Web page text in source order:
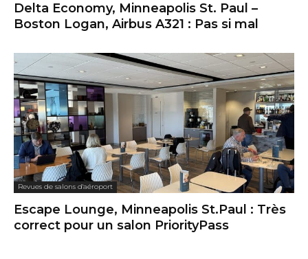
Delta Economy, Minneapolis St. Paul –
Boston Logan, Airbus A321 : Pas si mal
Revues de salons d'aéroport
Escape Lounge, Minneapolis St.Paul : Très
correct pour un salon PriorityPass